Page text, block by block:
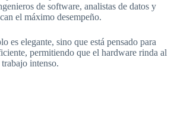
de software, analistas de datos y
el máximo desempeño.
es elegante, sino que está pensado para
permitiendo que el hardware rinda al
intenso.